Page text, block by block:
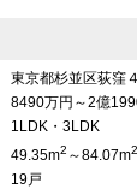
東京都杉並区荻窪
8490万円～2億
1LDK・3LDK
49.35m2 ～84.07m2
19戸